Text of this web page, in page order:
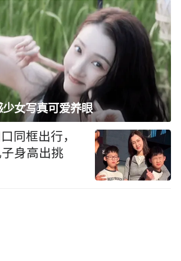
女写真可爱养眼
同框出行，
身高出挑